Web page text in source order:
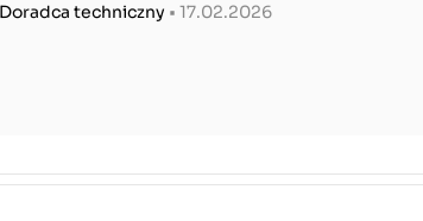
techniczny • 17.02.2026